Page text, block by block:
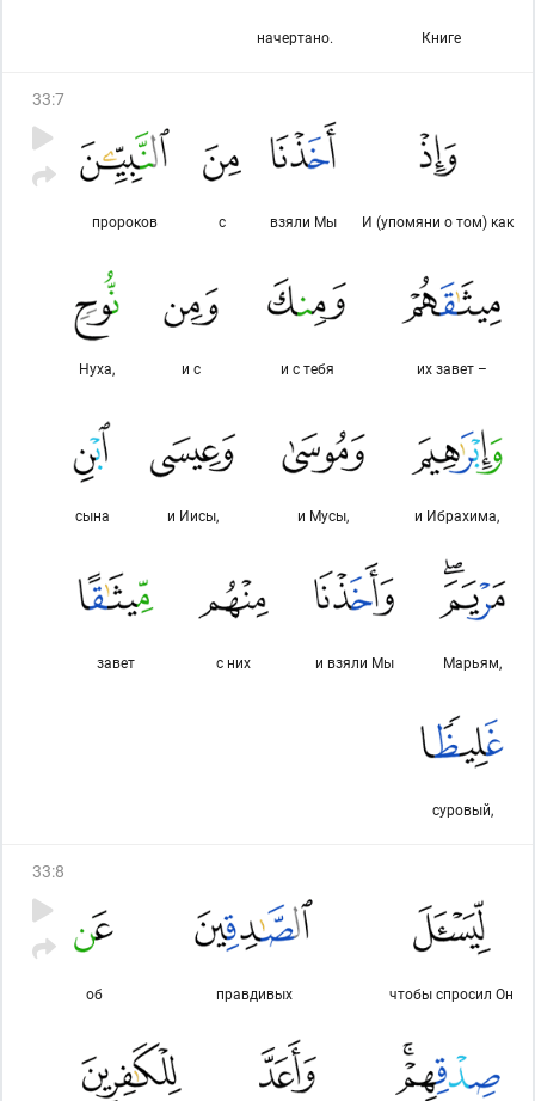
Книге
начертано.
33:7
И (упомяни о том) как
взяли Мы
с
пророков
их завет –
и с тебя
и с
Нуха,
и Ибрахима,
и Мусы,
и Иисы,
сына
Марьям,
и взяли Мы
с них
завет
суровый,
33:8
чтобы спросил Он
правдивых
об